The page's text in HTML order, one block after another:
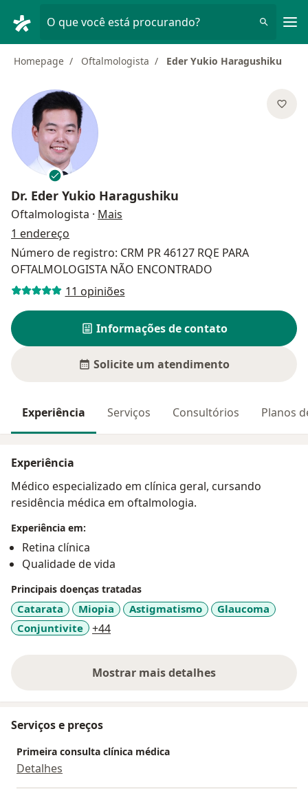
O que você está procurando?
Homepage Oftalmologista Eder Yukio Haragushiku
Dr. Eder Yukio Haragushiku
Oftalmologista · Mais
1 endereço
Número de registro: CRM PR 46127 RQE PARA
OFTALMOLOGISTA NÃO ENCONTRADO
11 opiniões
Informações de contato
Solicite um atendimento
Experiência Serviços Consultórios Planos
Experiência
Médico especializado em clínica geral, cursando
residência médica em oftalmologia.
Experiência em:
Retina clínica
Qualidade de vida
Principais doenças tratadas
Catarata Miopia Astigmatismo
Glaucoma
Conjuntivite
+44a11y_sr_more_diseases
Mostrar mais detalhes
sobre a experiência
Serviços e preços
Primeira consulta clínica médica
Detalhes